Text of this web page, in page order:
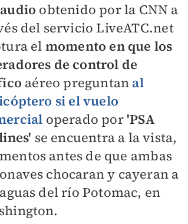
obtenido por la CNN a
del servicio LiveATC.net
el momento en que los
de control de
aéreo preguntan al
si el vuelo
operado por'PSA
se encuentra a la vista,
antes de que ambas
chocaran y cayeran a
del río Potomac, en